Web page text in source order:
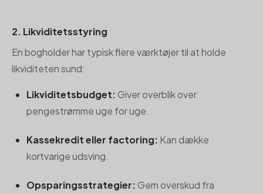
2. Likviditetsstyring
En bogholder har typisk flere værktøjer til at holde
likviditeten sund:
Likviditetsbudget:Giver overblik over
pengestrømme uge for uge.
Kassekredit eller factoring: Kan dække
kortvarige udsving.
Opsparingsstrategier:Gem overskud fra